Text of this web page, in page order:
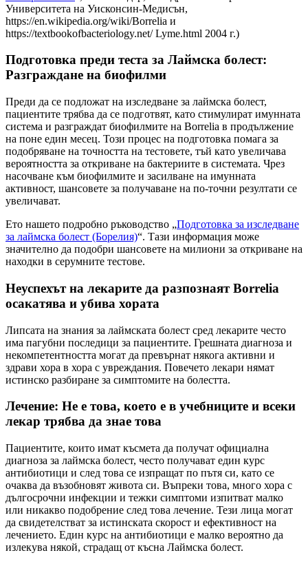
Университета на Уисконсин-Медисън,
https://en.wikipedia.org/wiki/Borrelia и
https://textbookofbacteriology.net/ Lyme.html 2004 г.)
Подготовка преди теста за Лаймска болест:
Разграждане на биофилми
Преди да се подложат на изследване за лаймска болест,
пациентите трябва да се подготвят, като стимулират имунната
система и разграждат биофилмите на Borrelia в продължение
на поне един месец. Този процес на подготовка помага за
подобряване на точността на тестовете, тъй като увеличава
вероятността за откриване на бактериите в системата. Чрез
насочване към биофилмите и засилване на имунната
активност, шансовете за получаване на по-точни резултати се
увеличават.
Ето нашето подробно ръководство „Подготовка за изследване
за лаймска болест (Борелия)“. Тази информация може
значително да подобри шансовете на милиони за откриване на
находки в серумните тестове.
Неуспехът на лекарите да разпознаят Borrelia
осакатява и убива хората
Липсата на знания за лаймската болест сред лекарите често
има пагубни последици за пациентите. Грешната диагноза и
некомпетентността могат да превърнат някога активни и
здрави хора в хора с увреждания. Повечето лекари нямат
истинско разбиране за симптомите на болестта.
Лечение: Не е това, което е в учебниците и всеки
лекар трябва да знае това
Пациентите, които имат късмета да получат официална
диагноза за лаймска болест, често получават един курс
антибиотици и след това се изпращат по пътя си, като се
очаква да възобновят живота си. Въпреки това, много хора с
дългосрочни инфекции и тежки симптоми изпитват малко
или никакво подобрение след това лечение. Тези лица могат
да свидетелстват за истинската скорост и ефективност на
лечението. Един курс на антибиотици е малко вероятно да
излекува някой, страдащ от късна Лаймска болест.